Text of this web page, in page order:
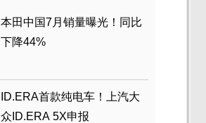
本田中国7月销量曝光！同比
下降44%
ID.ERA首款纯电车！上汽大
众ID.ERA 5X申报